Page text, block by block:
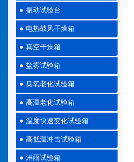
振动试验台
电热鼓风干燥箱
真空干燥箱
盐雾试验箱
臭氧老化试验箱
高温老化试验箱
温度快速变化试验箱
高低温冲击试验箱
淋雨试验箱